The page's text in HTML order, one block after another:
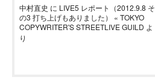
中村直史 に LIVE5 レポート（2012.9.8 そ
の3 打ち上げもありました） « TOKYO
COPYWRITER'S STREETLIVE GUILD よ
り